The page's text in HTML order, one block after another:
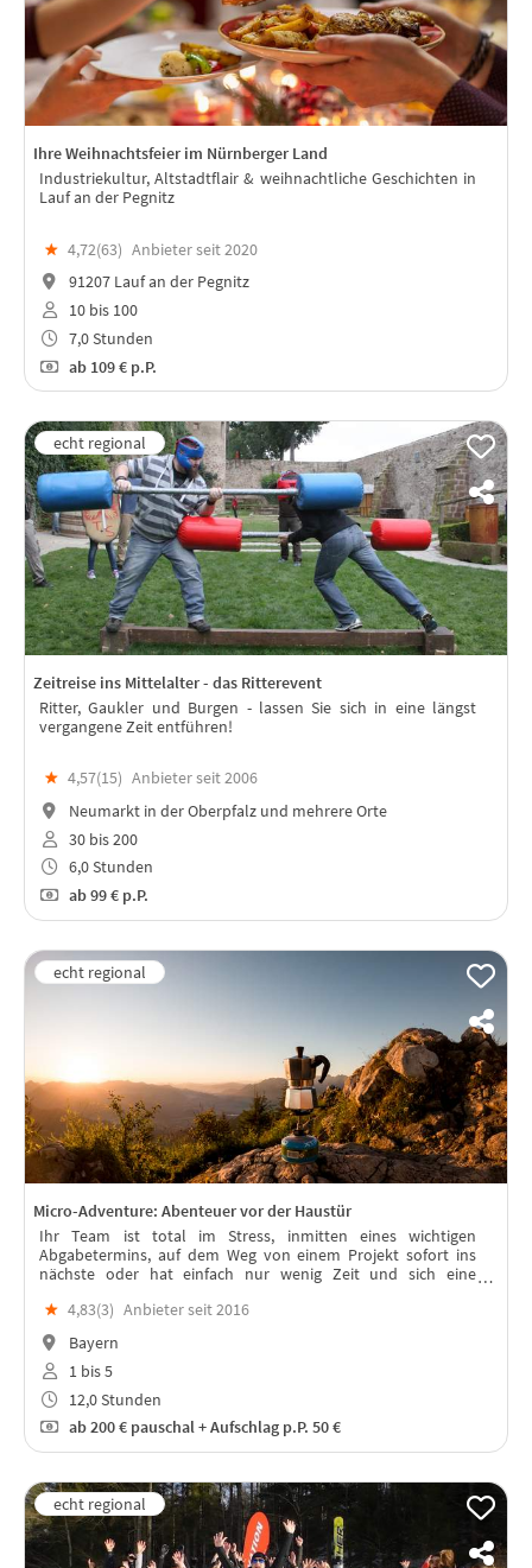
Ihre Weihnachtsfeier im Nürnberger Land
Industriekultur, Altstadtflair & weihnachtliche Geschichten in
Lauf an der Pegnitz
★ 4,72(63) Anbieter seit 2020
91207 Lauf an der Pegnitz
10 bis 100
7,0 Stunden
ab109 € p.P.
Zeitreise ins Mittelalter - das Ritterevent
Ritter, Gaukler und Burgen - lassen Sie sich in eine längst
vergangene Zeit entführen!
★ 4,57(15) Anbieter seit 2006
Neumarkt in der Oberpfalz und mehrere Orte
30 bis 200
6,0 Stunden
ab99 € p.P.
Micro-Adventure: Abenteuer vor der Haustür
Ihr Team ist total im Stress, inmitten eines wichtigen
Abgabetermins, auf dem Weg von einem Projekt sofort ins
nächste oder hat einfach nur wenig Zeit und sich eine
Adventure in Bayern!
★ 4,83(3) Anbieter seit 2016
Bayern
1 bis 5
12,0 Stunden
ab200 € pauschal + Aufschlag p.P. 50 €